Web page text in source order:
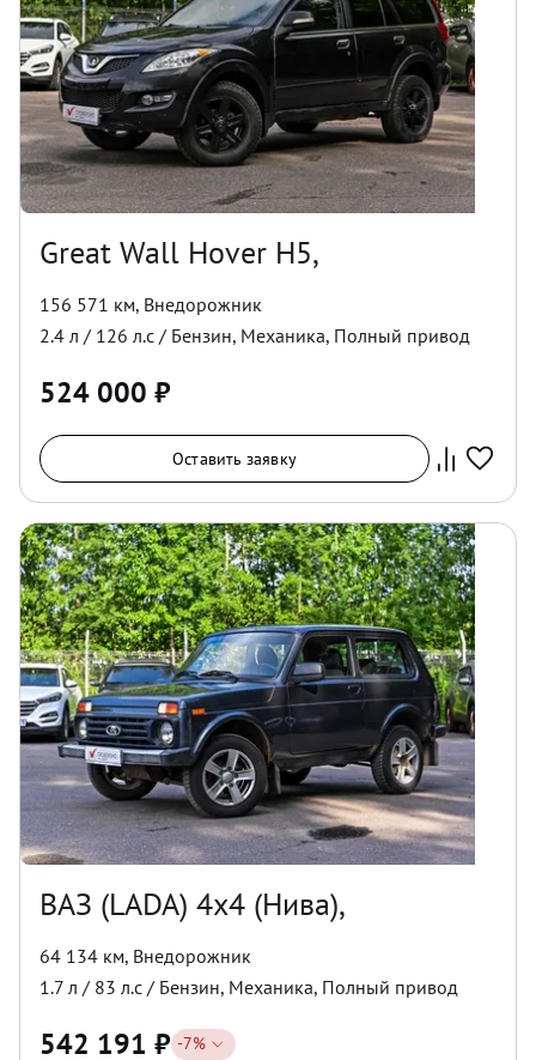
Great Wall Hover H5,
156 571 км, Внедорожник
2.4 л / 126 л.с / Бензин, Механика, Полный привод
524 000 ₽
Оставить заявку
ВАЗ (LADA) 4x4 (Нива),
64 134 км, Внедорожник
1.7 л / 83 л.с / Бензин, Механика, Полный привод
542 191 ₽ -7%